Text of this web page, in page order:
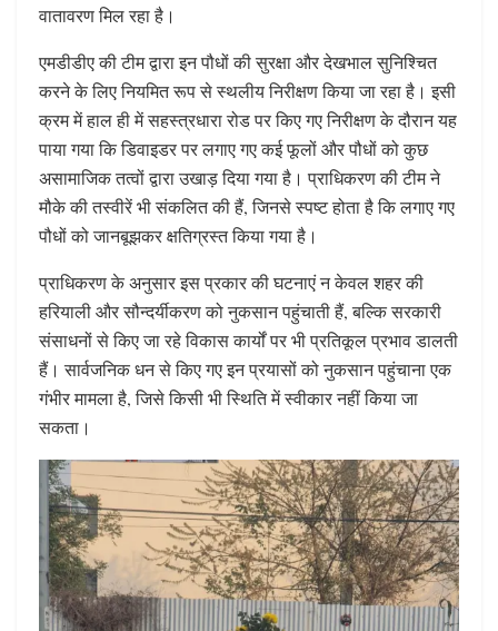
वातावरण मिल रहा है।
एमडीडीए की टीम द्वारा इन पौधों की सुरक्षा और देखभाल सुनिश्चित
करने के लिए नियमित रूप से स्थलीय निरीक्षण किया जा रहा है। इसी
क्रम में हाल ही में सहस्त्रधारा रोड पर किए गए निरीक्षण के दौरान यह
पाया गया कि डिवाइडर पर लगाए गए कई फूलों और पौधों को कुछ
असामाजिक तत्वों द्वारा उखाड़ दिया गया है। प्राधिकरण की टीम ने
मौके की तस्वीरें भी संकलित की हैं, जिनसे स्पष्ट होता है कि लगाए गए
पौधों को जानबूझकर क्षतिग्रस्त किया गया है।
प्राधिकरण के अनुसार इस प्रकार की घटनाएं न केवल शहर की
हरियाली और सौन्दर्यीकरण को नुकसान पहुंचाती हैं, बल्कि सरकारी
संसाधनों से किए जा रहे विकास कार्यों पर भी प्रतिकूल प्रभाव डालती
हैं। सार्वजनिक धन से किए गए इन प्रयासों को नुकसान पहुंचाना एक
गंभीर मामला है, जिसे किसी भी स्थिति में स्वीकार नहीं किया जा
सकता।